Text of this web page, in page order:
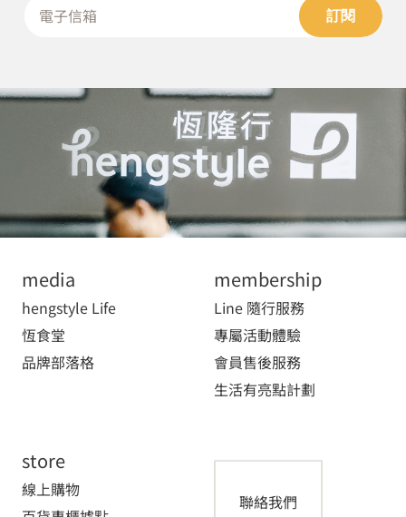
訂閱
media
hengstyle Life
恆食堂
品牌部落格
membership
Line 隨行服務
專屬活動體驗
會員售後服務
生活有亮點計劃
store
線上購物
聯絡我們